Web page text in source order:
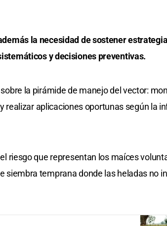
la necesidad de sostener
y decisiones preventivas.
la pirámide de manejo del vector:
realizar aplicaciones oportunas según la
riesgo que representan los maíces
siembra temprana donde las heladas no